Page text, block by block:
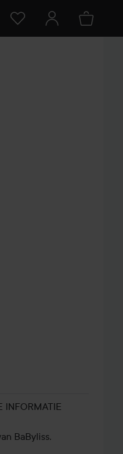
INFORMATIE
BaByliss.